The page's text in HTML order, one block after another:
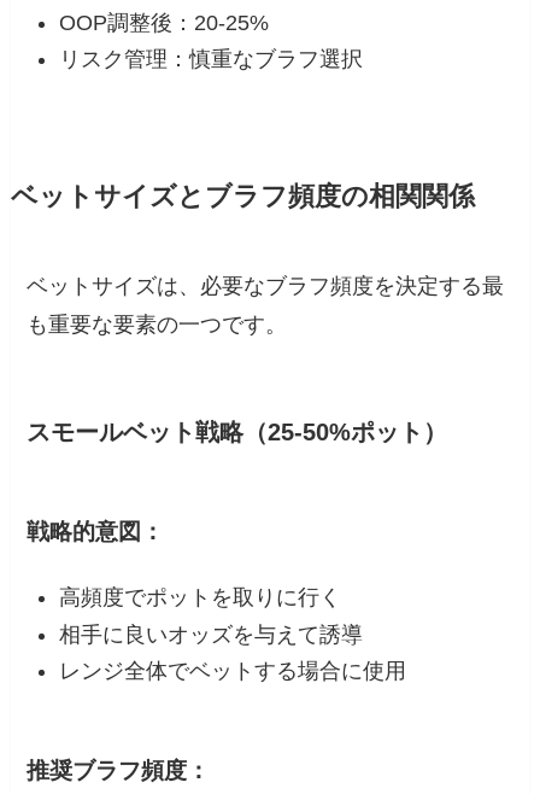
OOP調整後：20-25%
リスク管理：慎重なブラフ選択
ベットサイズとブラフ頻度の相関関係
ベットサイズは、必要なブラフ頻度を決定する最
も重要な要素の一つです。
スモールベット戦略（25-50%ポット）
戦略的意図：
高頻度でポットを取りに行く
相手に良いオッズを与えて誘導
レンジ全体でベットする場合に使用
推奨ブラフ頻度：